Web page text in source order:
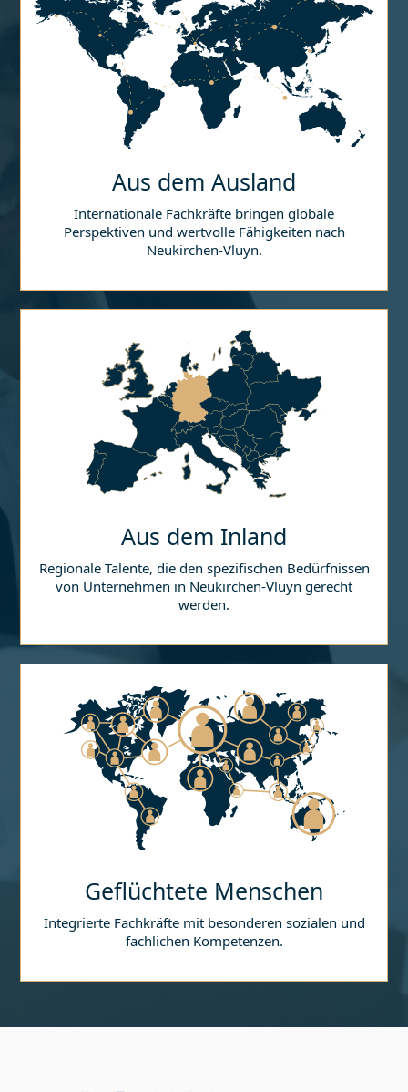
Aus dem Ausland
Internationale Fachkräfte bringen globale
Perspektiven und wertvolle Fähigkeiten nach
Neukirchen-Vluyn.
Aus dem Inland
Regionale Talente, die den spezifischen Bedürfnissen
von Unternehmen in Neukirchen-Vluyn gerecht
werden.
Geflüchtete Menschen
Integrierte Fachkräfte mit besonderen sozialen und
fachlichen Kompetenzen.